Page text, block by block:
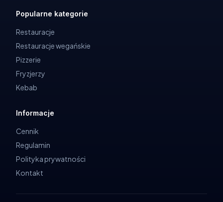
Popularne kategorie
Restauracje
Restauracje wegańskie
Pizzerie
Fryzjerzy
Kebab
Informacje
Cennik
Regulamin
Polityka prywatności
Kontakt